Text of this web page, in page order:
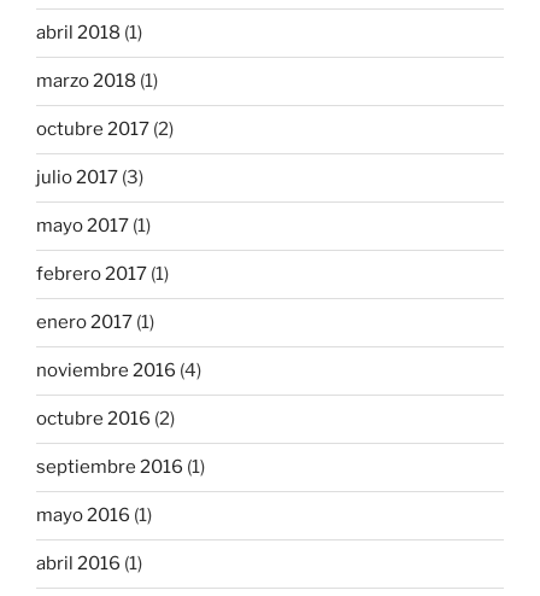
abril 2018 (1)
marzo 2018 (1)
octubre 2017 (2)
julio 2017 (3)
mayo 2017 (1)
febrero 2017 (1)
enero 2017 (1)
noviembre 2016 (4)
octubre 2016 (2)
septiembre 2016 (1)
mayo 2016 (1)
abril 2016 (1)